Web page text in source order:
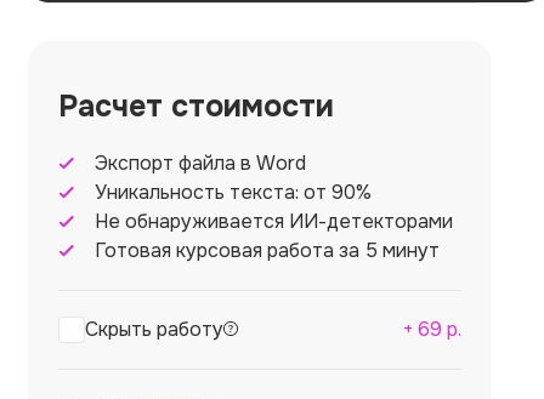
Расчет стоимости
Экспорт файла в Word
Уникальность текста: от 90%
Не обнаруживается ИИ-детекторами
Готовая курсовая работа за 5 минут
Скрыть работу + 69 р.